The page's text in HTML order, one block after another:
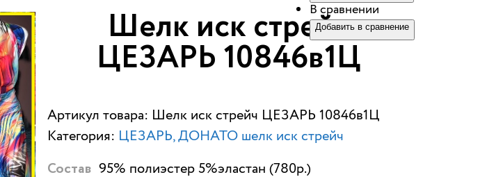
Шелк иск стрейч
ЦЕЗАРЬ 10846в1Ц
Артикул товара: Шелк иск стрейч ЦЕЗАРЬ 10846в1Ц
Категория: ЦЕЗАРЬ, ДОНАТО шелк иск стрейч
Состав 95% полиэстер 5%эластан (780р.)
В сравнении
Добавить в сравнение